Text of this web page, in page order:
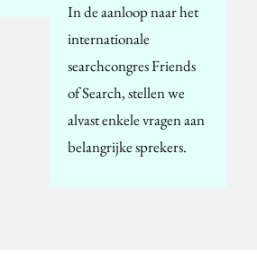
In de aanloop naar het
internationale
searchcongres Friends
of Search, stellen we
alvast enkele vragen aan
belangrijke sprekers.